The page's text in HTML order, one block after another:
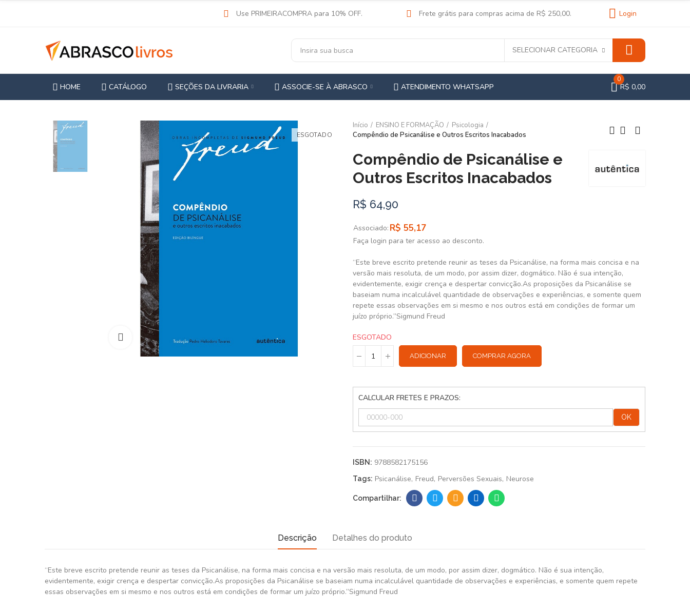
Use PRIMEIRACOMPRA para 10% OFF. Frete grátis para compras acima de R$ 250,00. Login
SELECIONAR CATEGORIA
HOME CATÁLOGO SEÇÕES DA LIVRARIA ASSOCIE-SE À ABRASCO ATENDIMENTO WHATSAPP
0
R$ 0,00
ESGOTADO
Clique para ampliar
Início ENSINO E FORMAÇÃO
Psicologia
Compêndio de Psicanálise e Outros Escritos Inacabados
Compêndio de Psicanálise e
Outros Escritos Inacabados
R$ 64,90
Associado: R$ 55,17
Faça login para ter acesso ao desconto.
“Este breve escrito pretende reunir as teses da Psicanálise, na forma mais concisa e na
versão mais resoluta, de um modo, por assim dizer, dogmático. Não é sua intenção,
evidentemente, exigir crença e despertar convicção.As proposições da Psicanálise se
baseiam numa incalculável quantidade de observações e experiências, e somente quem
repete essas observações em si mesmo e nos outros está em condições de formar um
juízo próprio.”Sigmund Freud
ESGOTADO
ADICIONAR COMPRAR AGORA
CALCULAR FRETES E PRAZOS:
OK
ISBN: 9788582175156
Tags: Psicanálise Freud Perversões Sexuais Neurose
Descrição Detalhes do produto
“Este breve escrito pretende reunir as teses da Psicanálise, na forma mais concisa e na versão mais resoluta, de um modo, por assim dizer, dogmático. Não é sua intenção,
evidentemente, exigir crença e despertar convicção.As proposições da Psicanálise se baseiam numa incalculável quantidade de observações e experiências, e somente quem repete
essas observações em si mesmo e nos outros está em condições de formar um juízo próprio.”Sigmund Freud